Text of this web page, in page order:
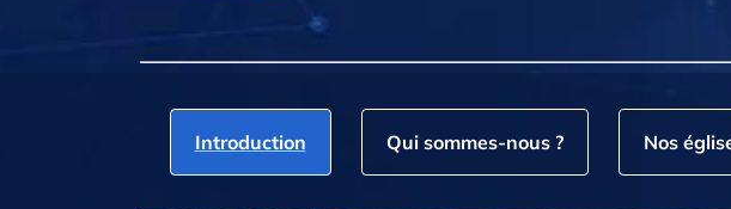
Introduction Qui sommes‑nous ? Nos